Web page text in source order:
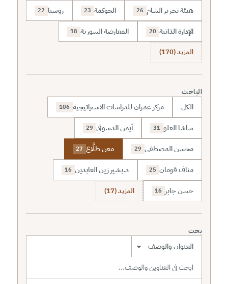
هيئة تحرير الشام 26 الحوكمة 23 روسيا 22
الإدارة الذاتية 20 المعارضة السورية 18
المزيد (170)
الباحث
الكل مركز عمران للدراسات الاستراتيجية 106
ساشا العلو 31 أيمن الدسوقي 29
محسن المصطفى 29 معن طلَّاع 27
مناف قومان 25 د.بشير زين العابدين 16
حسن جابر 16 المزيد (17)
بحث
نطاق البحث